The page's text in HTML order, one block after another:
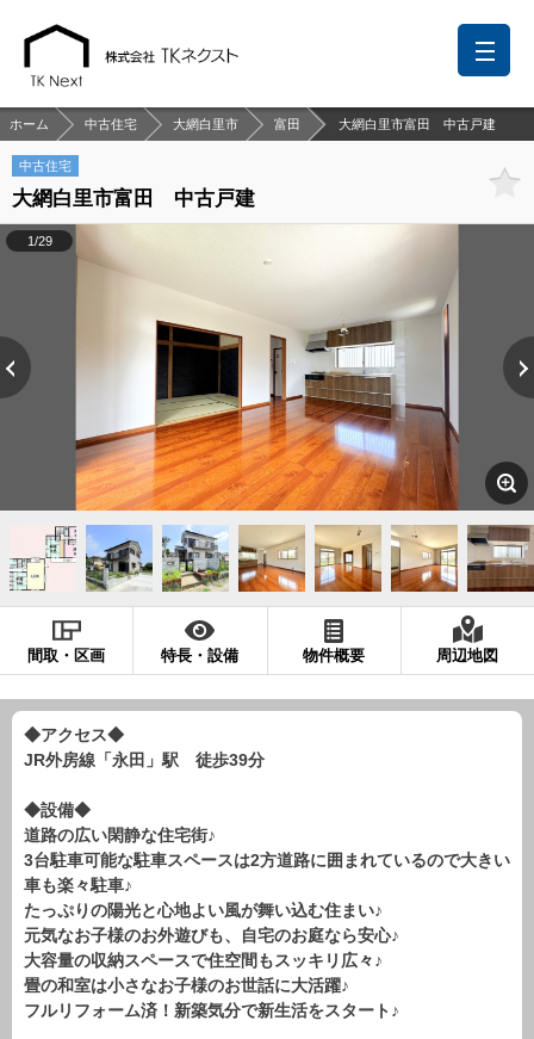
ホーム 中古住宅 大網白里市 富田 大網白里市富田 中古戸建
中古住宅
大網白里市富田 中古戸建
1/29
間取・区画 特長・設備 物件概要 周辺地図
◆アクセス◆
JR外房線「永田」駅 徒歩39分
◆設備◆
道路の広い閑静な住宅街♪
3台駐車可能な駐車スペースは2方道路に囲まれているので大きい
車も楽々駐車♪
たっぷりの陽光と心地よい風が舞い込む住まい♪
元気なお子様のお外遊びも、自宅のお庭なら安心♪
大容量の収納スペースで住空間もスッキリ広々♪
畳の和室は小さなお子様のお世話に大活躍♪
フルリフォーム済！新築気分で新生活をスタート♪
前回の履歴 検討リスト
中国語での対応も可能です
営業メールは固くお断りします
千葉本店 松戸支店 成田支店 木更津支店
東京支店
神奈川支店
沖縄支店
現地販売会情報
千葉本店 松戸支店 成田支店 木更津支店
東京支店
神奈川支店
沖縄支店
千葉本店 松戸支店
神奈川支店
沖縄支店
売却査定
お問い合わせ サイトマップ
プライバシーポリシー
物件検索